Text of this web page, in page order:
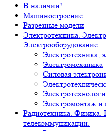
В наличии!
Машиностроение
Разрезные модели
Электротехника.
Электрооборудование
Электротехника,
Электромеханика
Силовая
Электромонтаж и
Радиотехника. Физика.
телекоммуникации.